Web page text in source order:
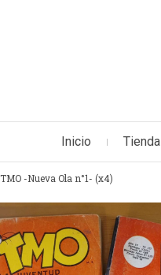
Inicio Tienda
-Nueva Ola n°1- (x4)